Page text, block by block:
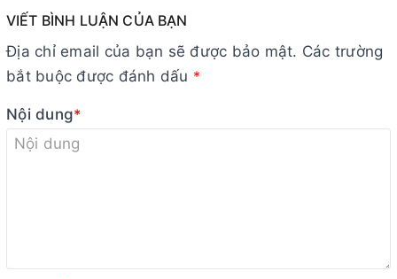
VIẾT BÌNH LUẬN CỦA BẠN
Địa chỉ email của bạn sẽ được bảo mật. Các trường
bắt buộc được đánh dấu *
Nội dung*